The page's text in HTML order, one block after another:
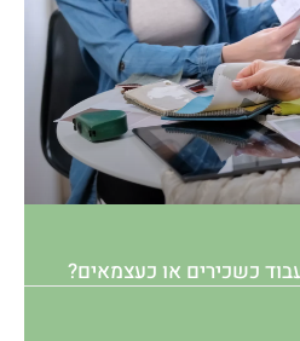
כשכירים או כעצמאים?